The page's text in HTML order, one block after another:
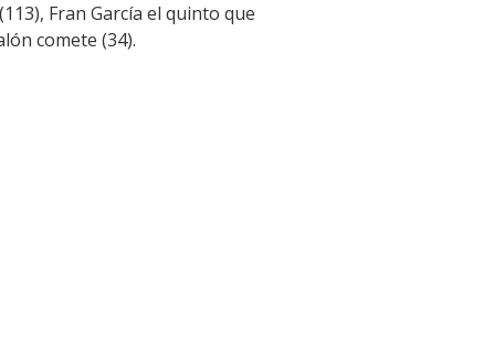
Fran García el quinto que
comete (34).